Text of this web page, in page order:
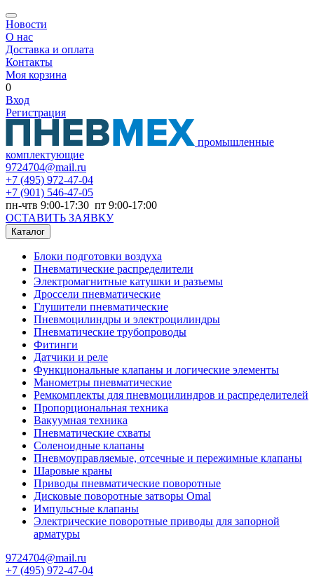
Новости
О нас
Доставка и оплата
Контакты
Моя корзина
0
Вход
Регистрация
промышленные
комплектующие
9724704@mail.ru
+7 (495) 972-47-04
+7 (901) 546-47-05
пн-чтв 9:00-17:30 пт 9:00-17:00
ОСТАВИТЬ ЗАЯВКУ
Каталог
Блоки подготовки воздуха
Пневматические распределители
Электромагнитные катушки и разъемы
Дроссели пневматические
Глушители пневматические
Пневмоцилиндры и электроцилиндры
Пневматические трубопроводы
Фитинги
Датчики и реле
Функциональные клапаны и логические элементы
Манометры пневматические
Ремкомплекты для пневмоцилиндров и распределителей
Пропорциональная техника
Вакуумная техника
Пневматические схваты
Соленоидные клапаны
Пневмоуправляемые, отсечные и пережимные клапаны
Шаровые краны
Приводы пневматические поворотные
Дисковые поворотные затворы Omal
Импульсные клапаны
Электрические поворотные приводы для запорной
арматуры
9724704@mail.ru
+7 (495) 972-47-04